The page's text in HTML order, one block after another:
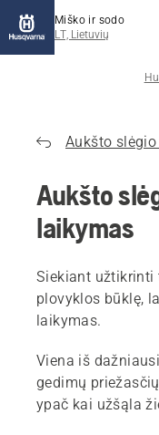
Miško ir sodo
LT, Lietuvių
Aukšto
Aukšto
laikymas
Siekiant užtikrinti
plovyklos būklę,
laikymas.
Viena iš
gedimų
ypač kai užšąla